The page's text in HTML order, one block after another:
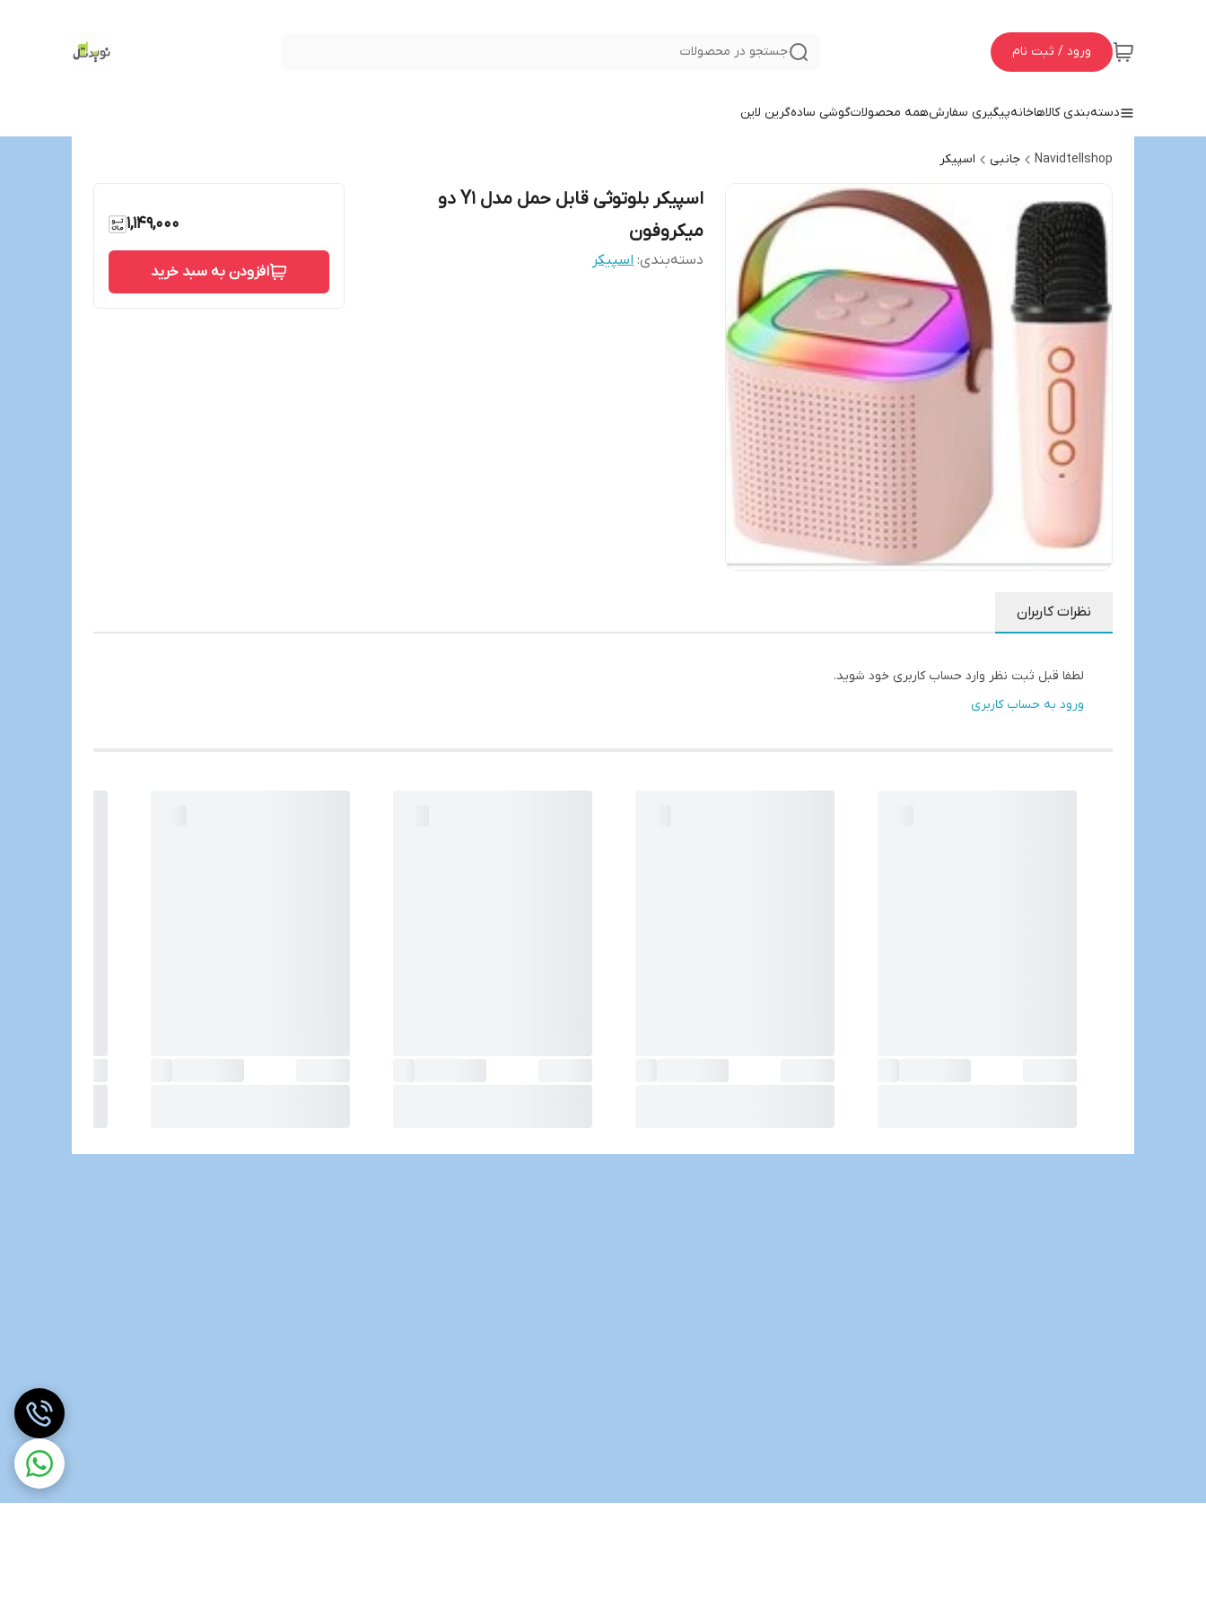
ورود / ثبت نام جستجو در محصولات
دسته‌بندی کالاهاخانهپیگیری سفارشهمه محصولاتگوشی سادهگرین لاین
Navidtellshop جانبی اسپیکر
اسپیکر بلوتوثی قابل حمل مدل Y1 دو
میکروفون
دسته‌بندی:اسپیکر
1,149,000
افزودن به سبد خرید
نظرات کاربران
لطفا قبل ثبت نظر وارد حساب کاربری خود شوید.
ورود به حساب کاربری